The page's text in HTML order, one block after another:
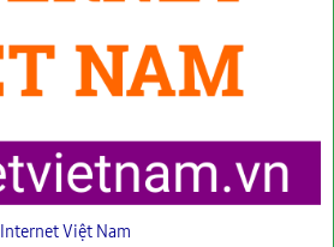
Internet Việt Nam